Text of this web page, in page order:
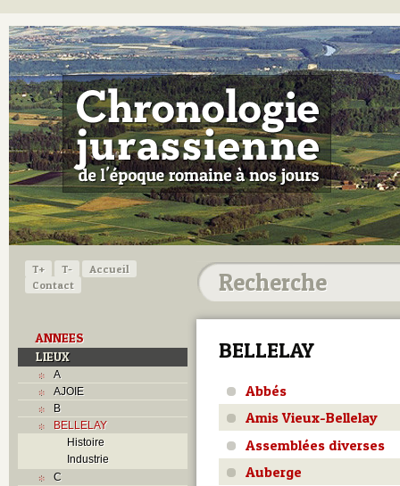
T+ T-
Accueil
Contact
ANNEES
LIEUX
A
AJOIE
B
BELLELAY
Histoire
Industrie
C
BELLELAY
Abbés
Amis Vieux-Bellelay
Assemblées diverses
Auberge